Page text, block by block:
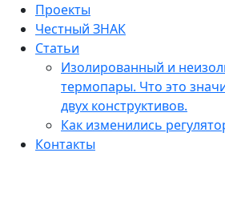
Проекты
Честный ЗНАК
Статьи
Изолированный и
термопары. Что это
двух конструктивов.
Как изменились
Контакты